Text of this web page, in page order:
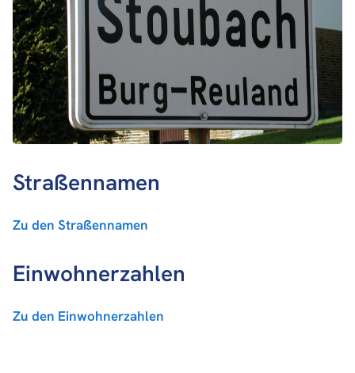
Straßennamen
Zu den Straßennamen
Einwohnerzahlen
Zu den Einwohnerzahlen